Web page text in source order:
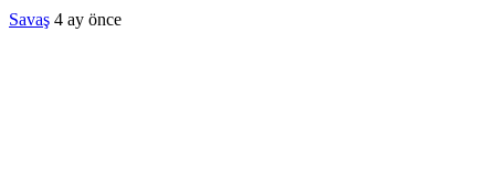
Savaş 4 ay önce